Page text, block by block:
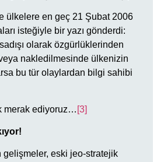
ülkelere en geç 21 Şubat 2006
isteğiyle bir yazı gönderdi:
olarak özgürlüklerinden
nakledilmesinde ülkenizin
bu tür olaylardan bilgi sahibi
merak ediyoruz… [3]
gelişmeler, eski jeo-stratejik